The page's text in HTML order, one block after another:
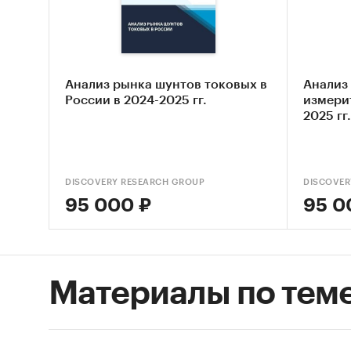
ККМ:
Также
-
Анализ рынка шунтов токовых в
России в 2024-2025 гг.
DISCOVERY RESEARCH GROUP
95 000 ₽
2025 гг.
95
Материалы по